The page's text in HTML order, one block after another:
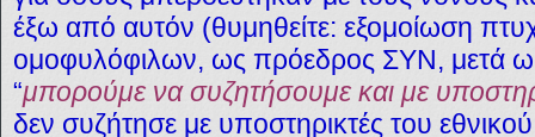
έξω από αυτόν (θυμηθείτε: εξομοίωση
ομοφυλόφιλων, ως πρόεδρος ΣΥΝ, μετά
“μπορούμε να συζητήσουμε και με
δεν συζήτησε με υποστηρικτές του εθνικού